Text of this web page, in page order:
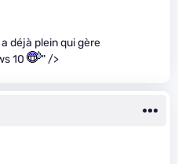
déjà plein qui gère
10
" />